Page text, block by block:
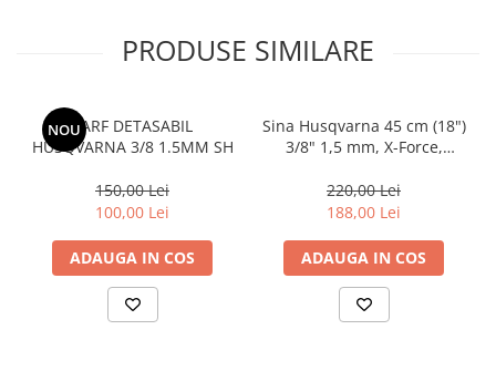
Capac ambreiaj
Capac cilindru
Carcasa ambreiaj
Carcasa demaror
Carter/Sasiu
PRODUSE SIMILARE
NOUVARF DETASABIL
HUSQVARNA 3/8 1.5MM SH
150,00 Lei
100,00 Lei
ADAUGA IN COS
Sina Husqvarna 45 cm (18")
3/8" 1,5 mm, X-Force,
220,00 Lei
188,00 Lei
ADAUGA IN COS